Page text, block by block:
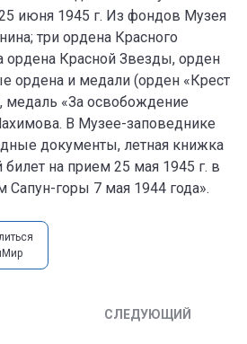
июня 1945 г. Из фондов Музея
три ордена Красного
ордена Красной Звезды, орден
ордена и медали (орден «Крест
медаль «За освобождение
В Музее-заповеднике
документы, летная книжка
на прием 25 мая 1945 г. в
горы 7 мая 1944 года».
СЛЕДУЮЩИЙ